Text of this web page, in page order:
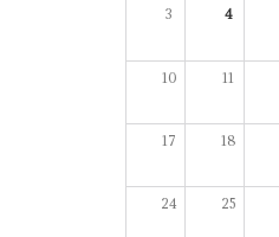
3 4
10 11
17 18
24 25